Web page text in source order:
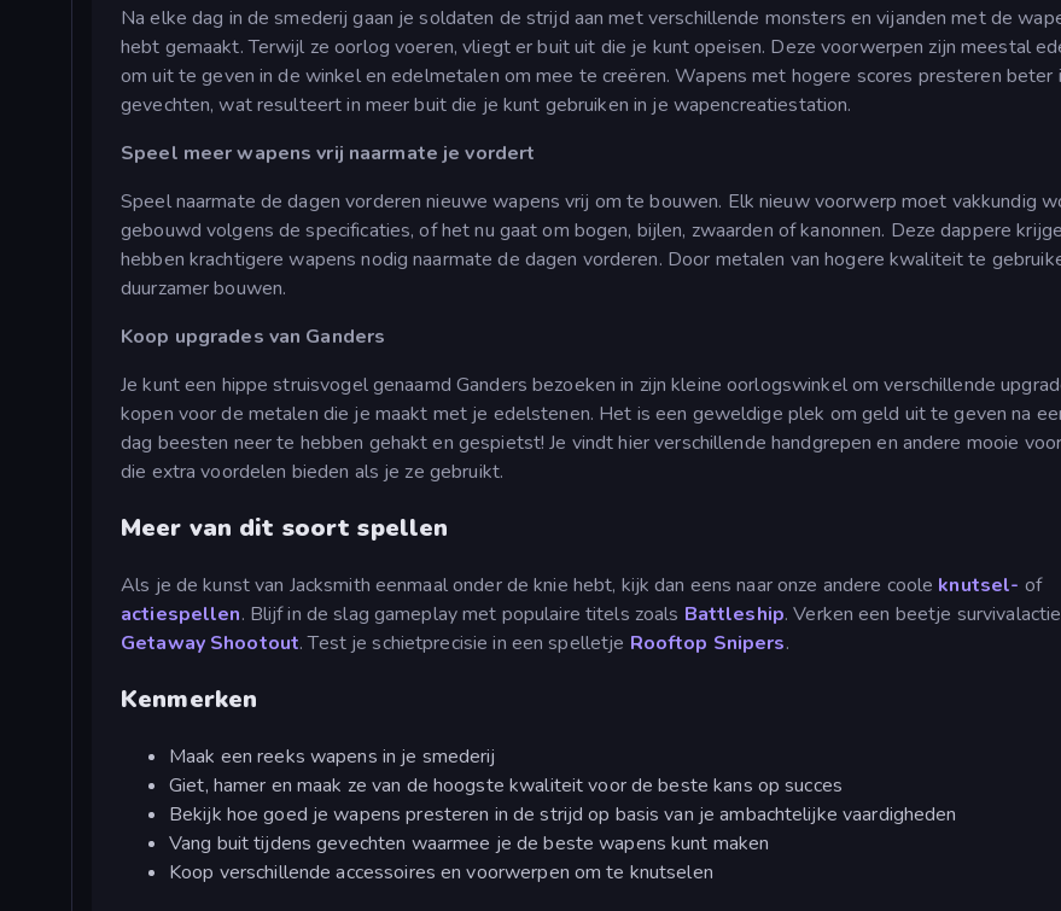
Na elke dag in de smederij gaan je soldaten de strijd aan met verschillende monsters en vijanden met de
hebt gemaakt. Terwijl ze oorlog voeren, vliegt er buit uit die je kunt opeisen. Deze voorwerpen zijn meestal
om uit te geven in de winkel en edelmetalen om mee te creëren. Wapens met hogere scores presteren beter
gevechten, wat resulteert in meer buit die je kunt gebruiken in je wapencreatiestation.
Speel meer wapens vrij naarmate je vordert
Speel naarmate de dagen vorderen nieuwe wapens vrij om te bouwen. Elk nieuw voorwerp moet vakkundig
gebouwd volgens de specificaties, of het nu gaat om bogen, bijlen, zwaarden of kanonnen. Deze dappere
hebben krachtigere wapens nodig naarmate de dagen vorderen. Door metalen van hogere kwaliteit te
duurzamer bouwen.
Koop upgrades van Ganders
Je kunt een hippe struisvogel genaamd Ganders bezoeken in zijn kleine oorlogswinkel om verschillende
kopen voor de metalen die je maakt met je edelstenen. Het is een geweldige plek om geld uit te geven na
dag beesten neer te hebben gehakt en gespietst! Je vindt hier verschillende handgrepen en andere mooie
die extra voordelen bieden als je ze gebruikt.
Meer van dit soort spellen
Als je de kunst van Jacksmith eenmaal onder de knie hebt, kijk dan eens naar onze andere coole knutsel- of
actiespellen. Blijf in de slag gameplay met populaire titels zoals Battleship. Verken een beetje
Getaway Shootout. Test je schietprecisie in een spelletje Rooftop Snipers.
Kenmerken
Maak een reeks wapens in je smederij
Giet, hamer en maak ze van de hoogste kwaliteit voor de beste kans op succes
Bekijk hoe goed je wapens presteren in de strijd op basis van je ambachtelijke vaardigheden
Vang buit tijdens gevechten waarmee je de beste wapens kunt maken
Koop verschillende accessoires en voorwerpen om te knutselen